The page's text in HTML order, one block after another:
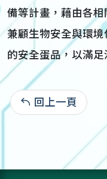
備等計畫，藉由各
兼顧生物安全與環
的安全蛋品，以滿足
回上一頁